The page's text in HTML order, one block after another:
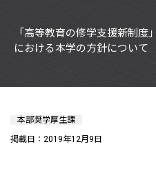
「高等教育の修学支援新制度
における本学の方針について
本部奨学厚生課
掲載日：2019年12月9日